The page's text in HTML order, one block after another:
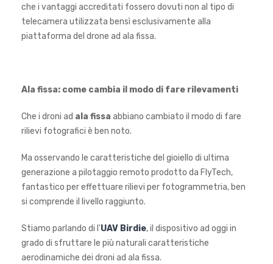
che i vantaggi accreditati fossero dovuti non al tipo di
telecamera utilizzata bensì esclusivamente alla
piattaforma del drone ad ala fissa.
Ala fissa: come cambia il modo di fare rilevamenti
Che i droni ad ala fissa abbiano cambiato il modo di fare
rilievi fotografici è ben noto.
Ma osservando le caratteristiche del gioiello di ultima
generazione a pilotaggio remoto prodotto da FlyTech,
fantastico per effettuare rilievi per fotogrammetria, ben
si comprende il livello raggiunto.
Stiamo parlando di l'UAV Birdie, il dispositivo ad oggi in
grado di sfruttare le più naturali caratteristiche
aerodinamiche dei droni ad ala fissa.